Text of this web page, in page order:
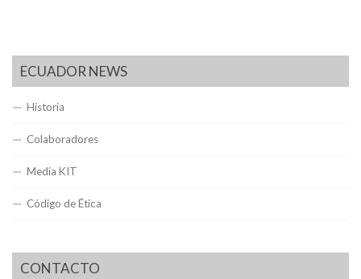
ECUADOR NEWS
Historia
Colaboradores
Media KIT
Código de Ética
CONTACTO